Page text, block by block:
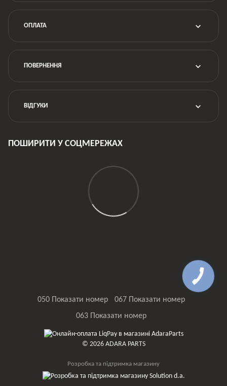
ОПЛАТА
ПОВЕРНЕННЯ
ВІДГУКИ
ПОШИРИТИ У СОЦМЕРЕЖАХ
050 Показати номер
067 Показати номер
063 Показати номер
© 2026 ADARA PARTS
Розробка та підтримка магазину